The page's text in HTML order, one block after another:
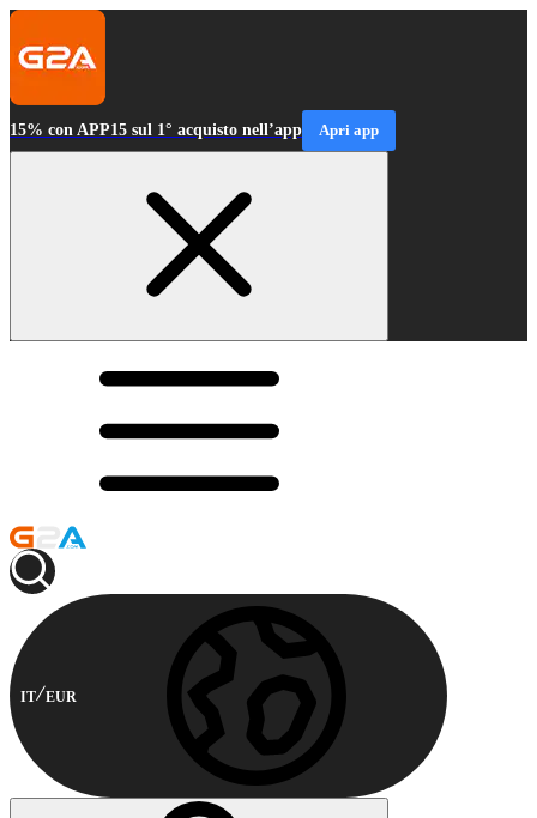
15% con APP15 sul 1° acquisto nell’app Apri app
IT EUR